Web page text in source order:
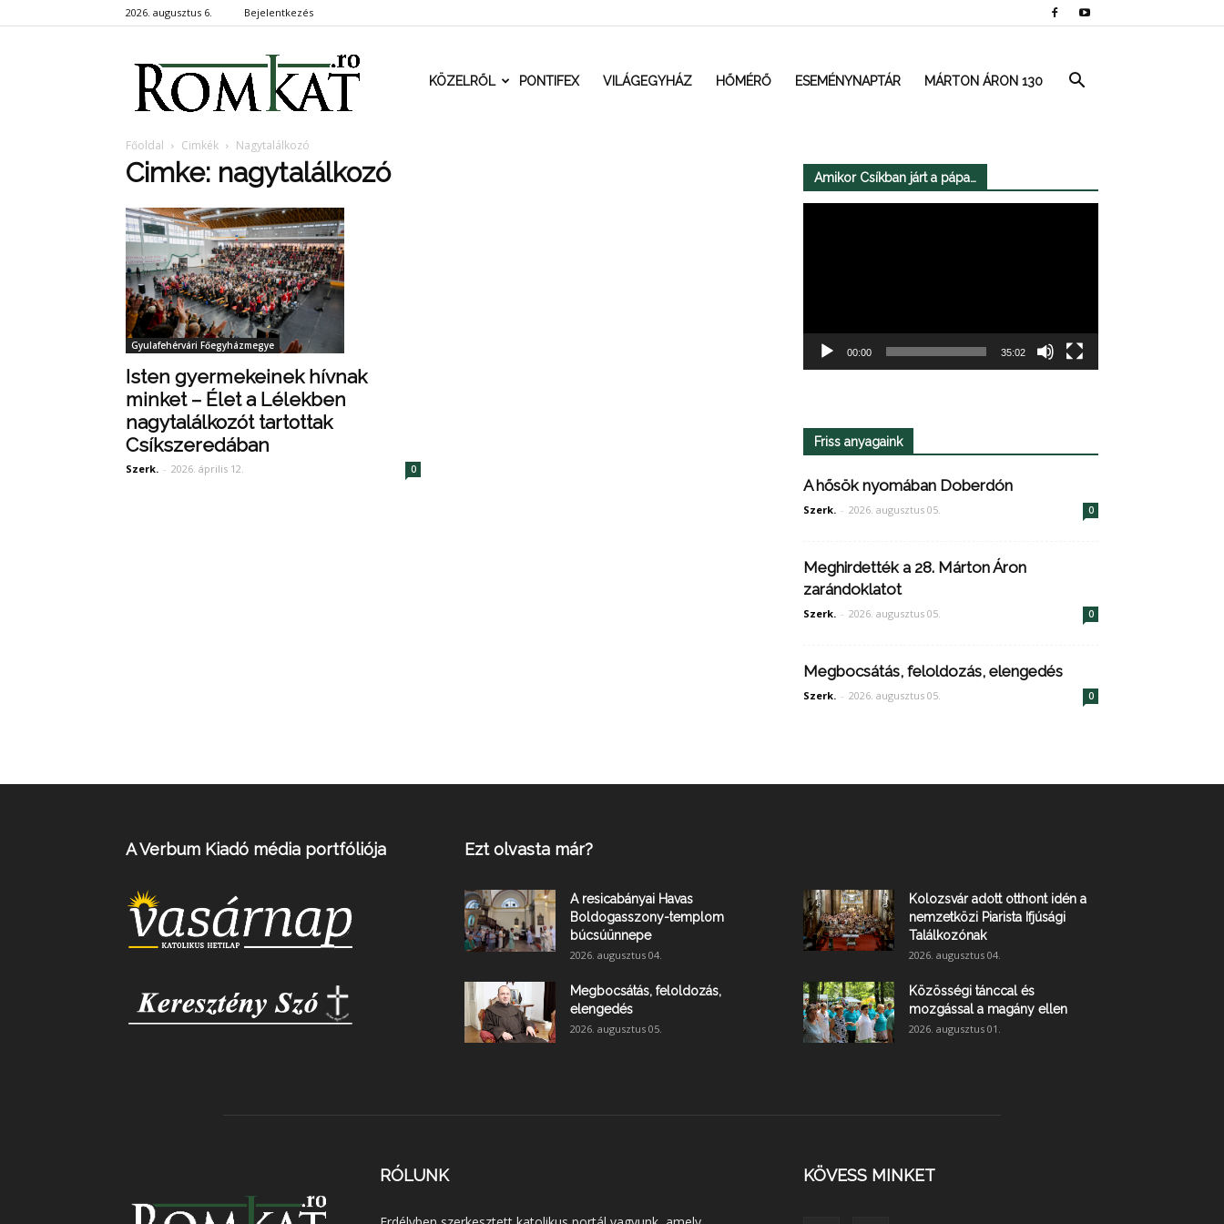
2026. augusztus 6. Bejelentkezés
RomKat.roKÖZELRŐL PONTIFEX VILÁGEGYHÁZ HŐMÉRŐ ESEMÉNYNAPTÁR MÁRTON ÁRON 130
Főoldal Cimkék Nagytalálkozó
Cimke: nagytalálkozó
Gyulafehérvári Főegyházmegye
Isten gyermekeinek hívnak
minket – Élet a Lélekben
nagytalálkozót tartottak
Csíkszeredában
Szerk. - 2026. április 12. 0
Amikor Csíkban járt a pápa…
00:00 35:02
Friss anyagaink
A hősök nyomában Doberdón
Szerk. - 2026. augusztus 05. 0
Meghirdették a 28. Márton Áron
zarándoklatot
Szerk. - 2026. augusztus 05. 0
Megbocsátás, feloldozás, elengedés
Szerk. - 2026. augusztus 05. 0
A Verbum Kiadó média portfóliója Ezt olvasta már?
A resicabányai Havas
Boldogasszony-templom
búcsúünnepe
2026. augusztus 04.
Kolozsvár adott otthont idén a
nemzetközi Piarista Ifjúsági
Találkozónak
2026. augusztus 04.
Megbocsátás, feloldozás,
elengedés
2026. augusztus 05.
Közösségi tánccal és
mozgással a magány ellen
2026. augusztus 01.
RÓLUNK KÖVESS MINKET